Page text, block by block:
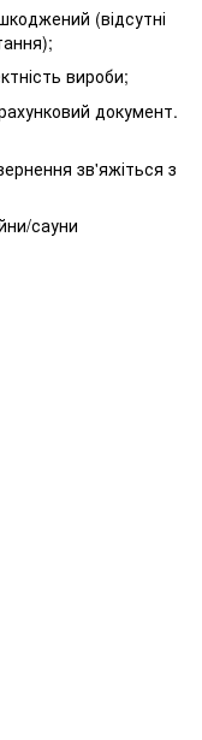
(відсутні
вироби;
документ.
зв'яжіться з
сауни